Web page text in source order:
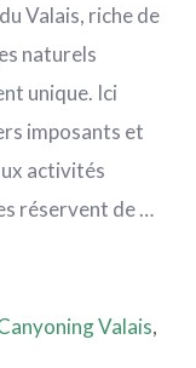
Valais, riche de
naturels
unique. Ici
imposants et
activités
réservent de …
Valais,